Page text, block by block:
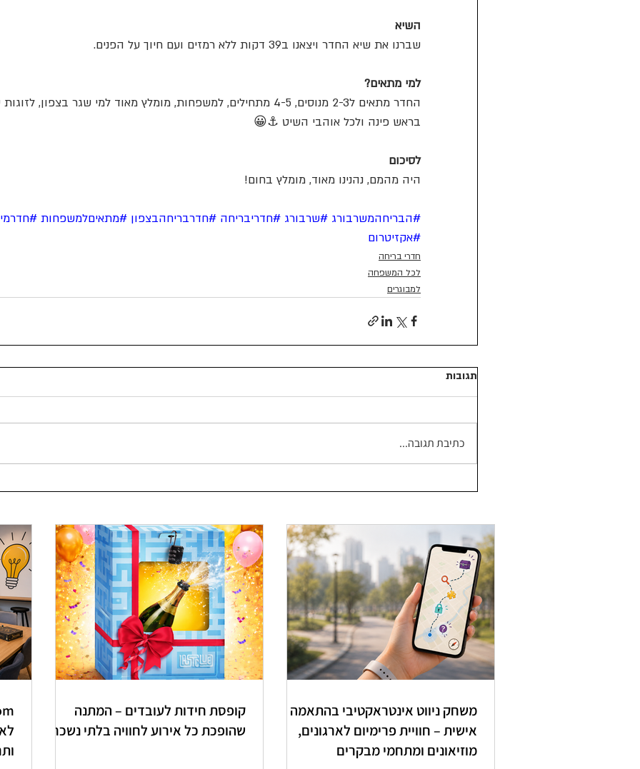
השיא
שברנו את שיא החדר ויצאנו ב39 דקות ללא רמזים ועם חיוך על הפנים.
למי מתאים?
החדר מתאים ל2-3 מנוסים, 4-5 מתחילים, למשפחות, מומלץ מאוד למי שגר
בראש פינה ולכל אוהבי השיט ⚓😀
לסיכום
היה מהמם, נהנינו מאוד, מומלץ בחום!
#הבריחהמשרבורג #שרבורג #חדריבריחה #חדרבריחהבצפון #מתאיםלמשפחות
#אקזיטרום
חדרי בריחה
לכל המשפחה
למבוגרים
תגובות
כתיבת תגובה...
משחק ניווט אינטראקטיבי בהתאמה
אישית – חוויית פרימיום לארגונים,
מוזיאונים ומתחמי מבקרים
קופסת חידות לעובדים – המתנה
שהופכת כל אירוע לחוויה בלתי נשכחת